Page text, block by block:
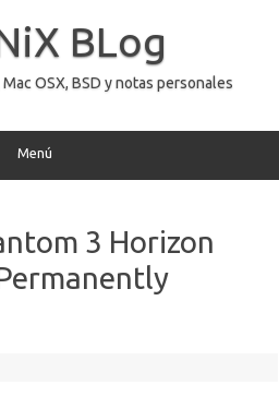
BLog
OSX, BSD y notas personales
Menú
3 Horizon